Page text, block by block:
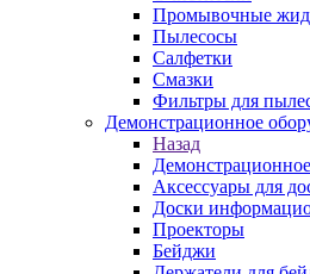
Промывочные
Пылесосы
Салфетки
Смазки
Фильтры для
Демонстрационное
Назад
Аксессуары для
Доски
Проекторы
Бейджи